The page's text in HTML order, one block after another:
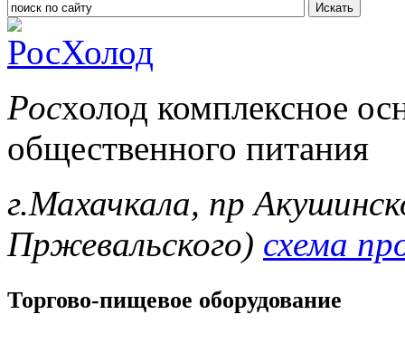
Искать
Росхолод комплексное
общественного питания
г.Махачкала, пр
Пржевальского) схема
Торгово-пищевое оборудование